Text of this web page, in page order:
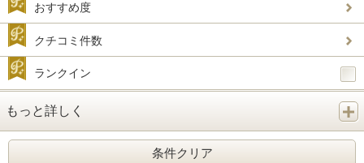
おすすめ度
クチコミ件数
ランクイン
もっと詳しく